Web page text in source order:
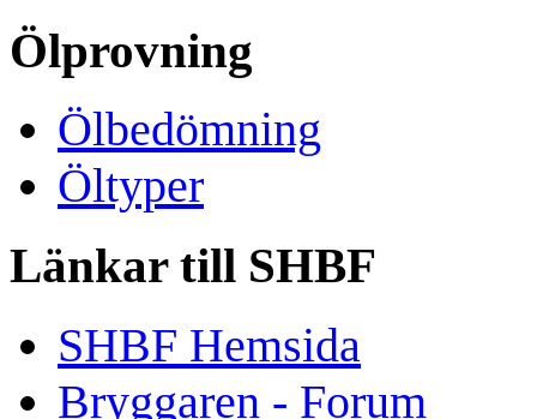
Ölprovning
Ölbedömning
Öltyper
Länkar till SHBF
SHBF Hemsida
Bryggaren - Forum